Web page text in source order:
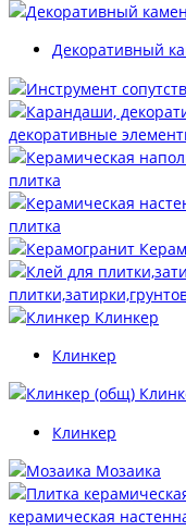
Декоративный
декоративные
плитка
плитка
Клинкер
Клинкер
Клинкер
Мозаика
керамическая